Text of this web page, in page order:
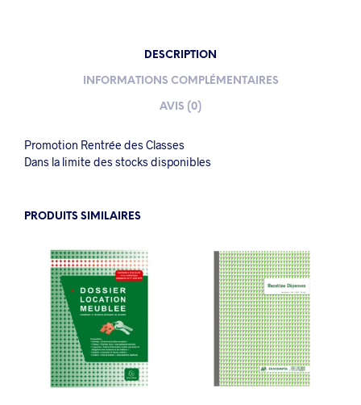
DESCRIPTION
INFORMATIONS COMPLÉMENTAIRES
AVIS (0)
Promotion Rentrée des Classes
Dans la limite des stocks disponibles
PRODUITS SIMILAIRES